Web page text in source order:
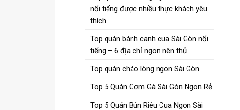
nổi tiếng được nhiều thực khách yêu
thích
Top quán bánh canh cua Sài Gòn nổi
tiếng – 6 địa chỉ ngon nên thử
Top quán cháo lòng ngon Sài Gòn
Top 5 Quán Cơm Gà Sài Gòn Ngon Rẻ
Top 5 Quán Bún Riêu Cua Ngon Sài